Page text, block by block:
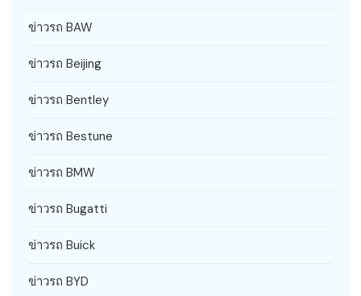
ข่าวรถ BAW
ข่าวรถ Beijing
ข่าวรถ Bentley
ข่าวรถ Bestune
ข่าวรถ BMW
ข่าวรถ Bugatti
ข่าวรถ Buick
ข่าวรถ BYD